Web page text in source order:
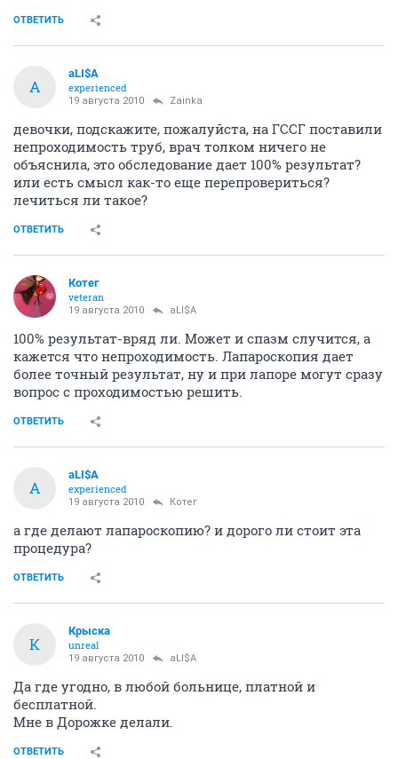
ОТВЕТИТЬ
A
aLI$A
experienced
19 августа 2010 Zainka
девочки, подскажите, пожалуйста, на ГССГ поставили
непроходимость труб, врач толком ничего не
объяснила, это обследование дает 100% результат?
или есть смысл как-то еще перепровериться?
лечиться ли такое?
ОТВЕТИТЬ
Котег
veteran
19 августа 2010 aLI$A
100% результат-вряд ли. Может и спазм случится, а
кажется что непроходимость. Лапароскопия дает
более точный результат, ну и при лапоре могут сразу
вопрос с проходимостью решить.
ОТВЕТИТЬ
A
aLI$A
experienced
19 августа 2010 Котег
а где делают лапароскопию? и дорого ли стоит эта
процедура?
ОТВЕТИТЬ
К
Крыска
unreal
19 августа 2010 aLI$A
Да где угодно, в любой больнице, платной и
бесплатной.
Мне в Дорожке делали.
ОТВЕТИТЬ